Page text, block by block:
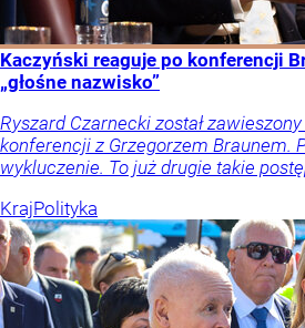
Kaczyński reaguje po konferencji
„głośne nazwisko”
Ryszard Czarnecki został
konferencji z Grzegorzem Braunem.
wykluczenie. To już drugie takie
KrajPolityka